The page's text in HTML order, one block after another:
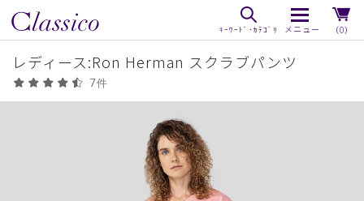
（0）
レディース:Ron Herman スクラブパンツ
7件